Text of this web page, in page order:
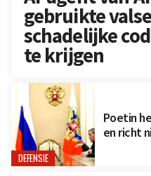
gebruikte
schadelijke
te krijgen
DEFENSIE
Poetin
en richt